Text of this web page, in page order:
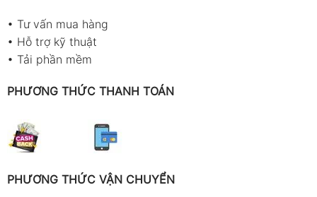
• Tư vấn mua hàng
• Hỗ trợ kỹ thuật
• Tải phần mềm
PHƯƠNG THỨC THANH TOÁN
PHƯƠNG THỨC VẬN CHUYỂN